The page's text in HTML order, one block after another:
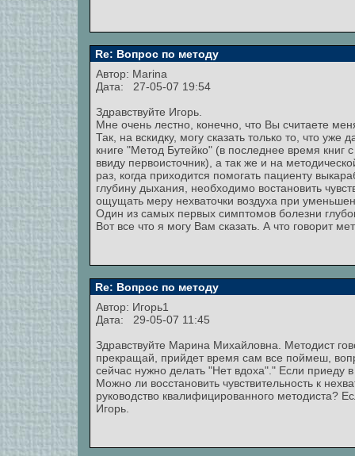
Re: Вопрос по методу
Автор: Marina
Дата: 27-05-07 19:54
Здравствуйте Игорь.
Мне очень лестно, конечно, что Вы считаете
Так, на вскидку, могу сказать только то, что
книге "Метод Бутейко" (в последнее время
ввиду первоисточник), а так же и на
раз, когда приходится помогать пациенту
глубину дыхания, необходимо востановить
ощущать меру нехваточки воздуха при
Один из самых первых симптомов болезни
Вот все что я могу Вам сказать. А что говорит
Re: Вопрос по методу
Автор: Игорь1
Дата: 29-05-07 11:45
Здравствуйте Марина Михайловна. Методист
прекращай, прийдет время сам все поймеш,
сейчас нужно делать "Нет вдоха"." Если приеду
Можно ли восстановить чувствительность к
руководство квалифицированного методиста?
Игорь.